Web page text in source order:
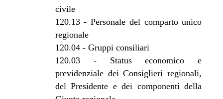
civile
120.13-Personale del comparto unico
regionale
120.04- Gruppi consiliari
120.03- Status economico e
previdenziale dei Consiglieri regionali,
del Presidente e dei componenti della